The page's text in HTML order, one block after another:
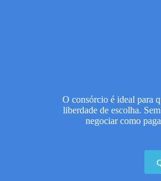
O consórcio é ideal para
liberdade de escolha.
negociar como